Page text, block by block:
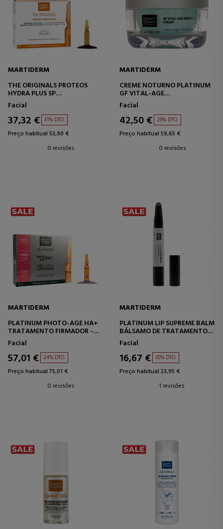
MARTIDERM
THE ORIGINALS PROTEOS
HYDRA PLUS SP
TRATAMENTO FIRMADOR E
HIDRATANTE
Facial
37,32 € 31% DTO.
Preço habitual 53,90 €
0 revisões
MARTIDERM
CREME NOTURNO PLATINUM
GF VITAL-AGE
CREME ANTIRRUGAS -
ANTIENVELHECIMENTO
Facial
42,50 € 29% DTO.
Preço habitual 59,65 €
0 revisões
MARTIDERM
PLATINUM PHOTO-AGE HA+
TRATAMENTO FIRMADOR -
ANTIOXIDANTE
Facial
57,01 € 24% DTO.
Preço habitual 75,01 €
0 revisões
MARTIDERM
PLATINUM LIP SUPREME BALM
BÁLSAMO DE TRATAMENTO
INTENSIVO
Facial
16,67 € 30% DTO.
Preço habitual 23,95 €
1 revisões